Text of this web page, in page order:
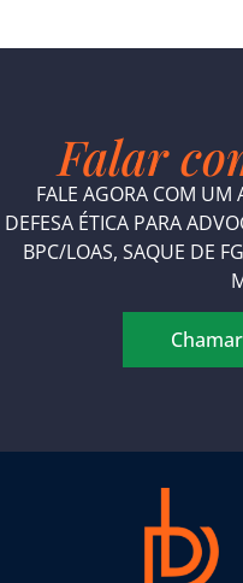
Falar
FALE AGORA COM UM
DEFESA ÉTICA PARA
BPC/LOAS, SAQUE DE